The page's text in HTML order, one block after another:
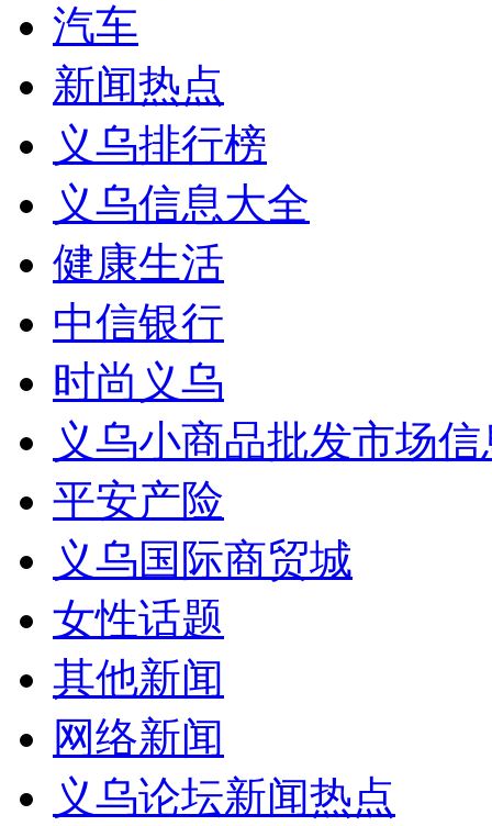
汽车
新闻热点
义乌排行榜
义乌信息大全
健康生活
中信银行
时尚义乌
义乌小商品批发市场
平安产险
义乌国际商贸城
女性话题
其他新闻
网络新闻
义乌论坛新闻热点